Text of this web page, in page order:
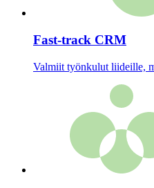
Fast-track CRM
Valmiit työnkulut liideille,